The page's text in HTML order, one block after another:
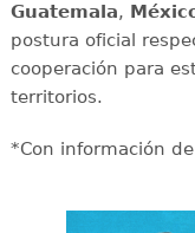
Guatemala,
postura oficial
cooperación para
territorios.
*Con información